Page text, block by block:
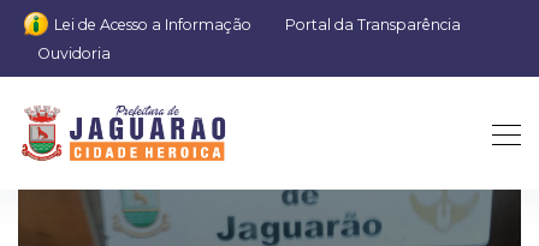
Lei de Acesso a Informação
Portal da Transparência
Ouvidoria